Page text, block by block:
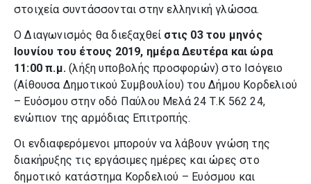
στοιχεία συντάσσονται στην ελληνική γλώσσα.
Ο Διαγωνισμός θα διεξαχθεί στις 03 του μηνός
Ιουνίου του έτους 2019, ημέρα Δευτέρα και ώρα
11:00 π.μ.(λήξη υποβολής προσφορών) στο Ισόγειο
(Αίθουσα Δημοτικού Συμβουλίου) του Δήμου Κορδελιού
– Ευόσμου στην οδό Παύλου Μελά 24 Τ.Κ 562 24,
ενώπιον της αρμόδιας Επιτροπής.
Οι ενδιαφερόμενοι μπορούν να λάβουν γνώση της
διακήρυξης τις εργάσιμες ημέρες και ώρες στο
δημοτικό κατάστημα Κορδελιού – Ευόσμου και